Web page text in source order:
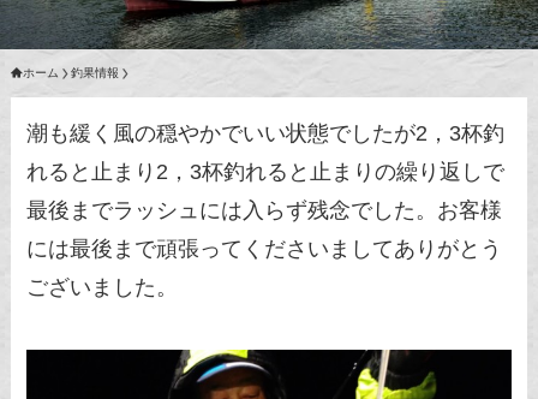
ホーム 釣果情報
潮も緩く風の穏やかでいい状態でしたが2，3杯釣
れると止まり2，3杯釣れると止まりの繰り返しで
最後までラッシュには入らず残念でした。お客様
には最後まで頑張ってくださいましてありがとう
ございました。